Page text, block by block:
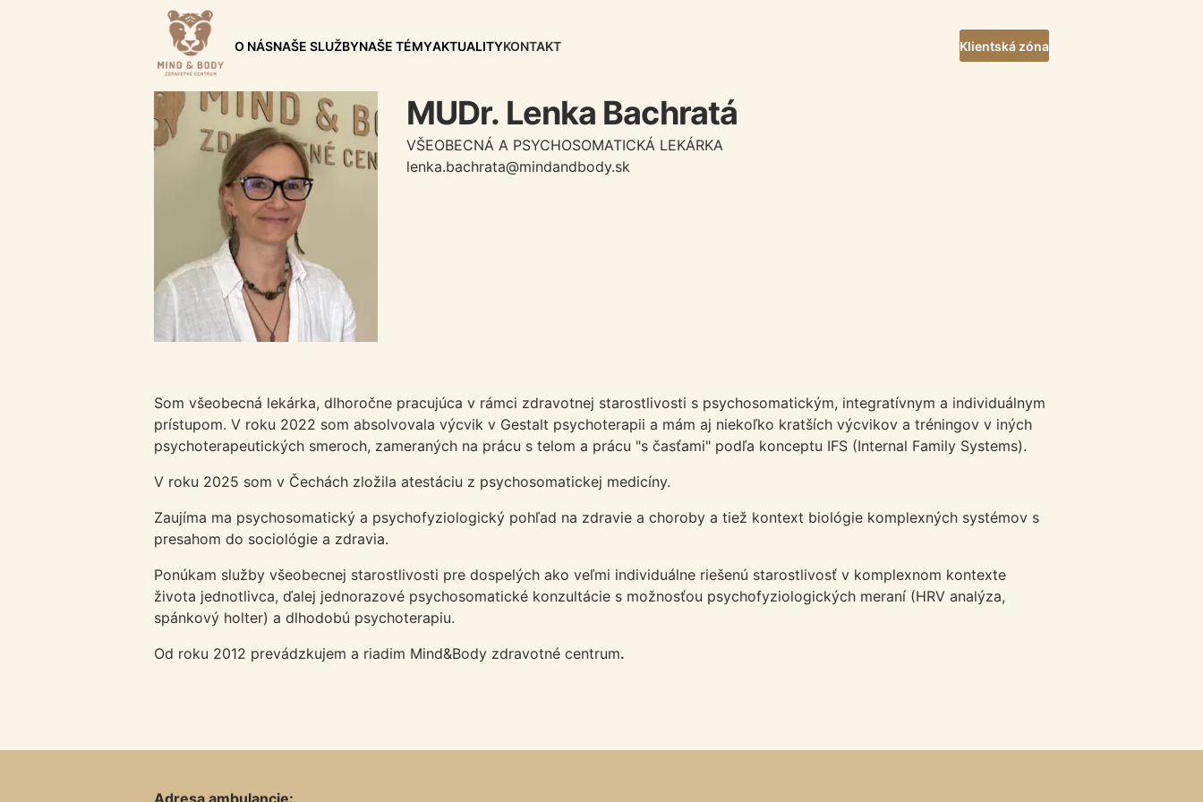
O NÁSNAŠE SLUŽBYNAŠE TÉMYAKTUALITYKONTAKT Klientská zóna
MUDr. Lenka Bachratá
VŠEOBECNÁ A PSYCHOSOMATICKÁ LEKÁRKA
lenka.bachrata@mindandbody.sk
Som všeobecná lekárka, dlhoročne pracujúca v rámci zdravotnej starostlivosti s psychosomatickým, integratívnym a individuálnym
prístupom. V roku 2022 som absolvovala výcvik v Gestalt psychoterapii a mám aj niekoľko kratších výcvikov a tréningov v iných
psychoterapeutických smeroch, zameraných na prácu s telom a prácu "s časťami" podľa konceptu IFS (Internal Family Systems).
V roku 2025 som v Čechách zložila atestáciu z psychosomatickej medicíny.
Zaujíma ma psychosomatický a psychofyziologický pohľad na zdravie a choroby a tiež kontext biológie komplexných systémov s
presahom do sociológie a zdravia.
Ponúkam služby všeobecnej starostlivosti pre dospelých ako veľmi individuálne riešenú starostlivosť v komplexnom kontexte
života jednotlivca, ďalej jednorazové psychosomatické konzultácie s možnosťou psychofyziologických meraní (HRV analýza,
spánkový holter) a dlhodobú psychoterapiu.
Od roku 2012 prevádzkujem a riadim Mind&Body zdravotné centrum.
Adresa ambulancie: